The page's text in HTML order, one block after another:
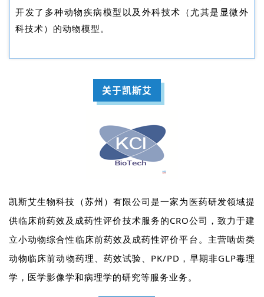
开发了多种动物疾病模型以及外科技术（尤其是显微外
科技术）的动物模型。
关于凯斯艾
凯斯艾生物科技（苏州）有限公司是一家为医药研发领域提
供临床前药效及成药性评价技术服务的CRO公司，致力于建
立小动物综合性临床前药效及成药性评价平台。 主营啮齿类
动物临床前动物药理、药效试验 、PK/PD，早期非GLP毒理
学，医学影像学和病理学的研究等服务业务。